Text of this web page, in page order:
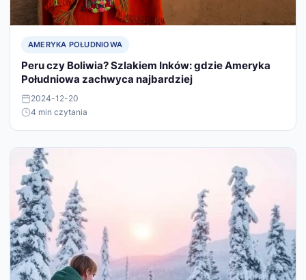
AMERYKA POŁUDNIOWA
Peru czy Boliwia? Szlakiem Inków: gdzie Ameryka
Południowa zachwyca najbardziej
2024-12-20
4 min czytania